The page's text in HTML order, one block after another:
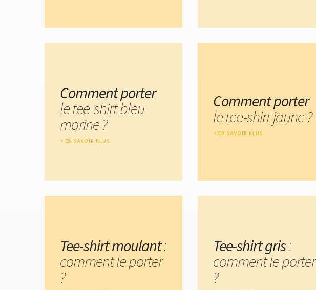
Comment porter
le tee-shirt bleu
marine ?
EN SAVOIR PLUS
Comment porter
le tee-shirt jaune ?
EN SAVOIR PLUS
Tee-shirt moulant:
comment le porter
?
Tee-shirt gris:
comment le porter
?